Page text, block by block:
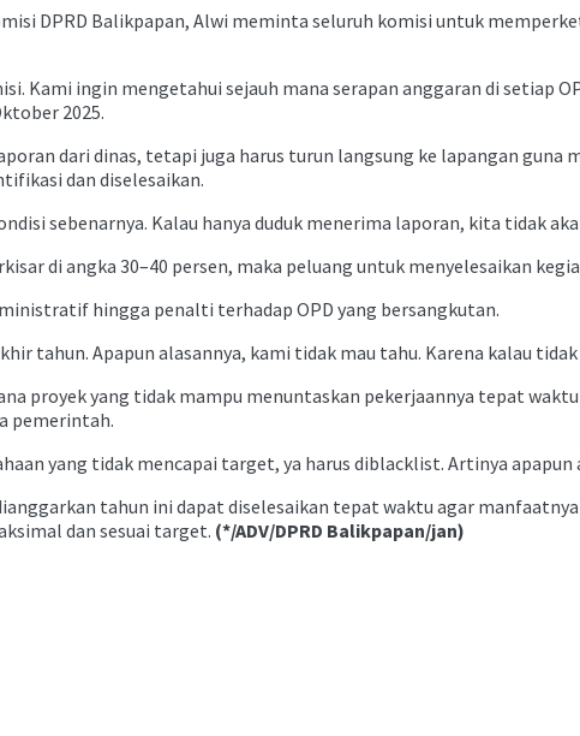
DPRD Balikpapan, Alwi meminta seluruh komisi untuk
Kami ingin mengetahui sejauh mana serapan anggaran di setiap
2025.
dari dinas, tetapi juga harus turun langsung ke lapangan
dan diselesaikan.
sebenarnya. Kalau hanya duduk menerima laporan, kita tidak
di angka 30–40 persen, maka peluang untuk menyelesaikan
hingga penalti terhadap OPD yang bersangkutan.
tahun. Apapun alasannya, kami tidak mau tahu. Karena kalau
proyek yang tidak mampu menuntaskan pekerjaannya tepat
pemerintah.
yang tidak mencapai target, ya harus diblacklist. Artinya
tahun ini dapat diselesaikan tepat waktu agar manfaatnya
dan sesuai target. (*/ADV/DPRD Balikpapan/jan)